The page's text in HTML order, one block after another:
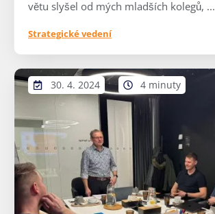
větu slyšel od mých mladších kolegů, ...
Strategické vedení
30. 4. 2024 4 minuty